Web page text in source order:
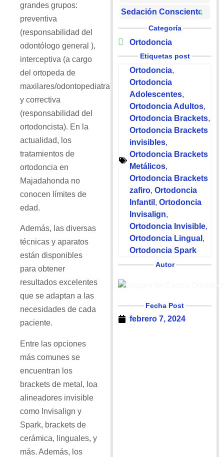
grandes grupos:
preventiva
(responsabilidad del
odontólogo general ),
interceptiva (a cargo
del ortopeda de
maxilares/odontopediatra)
y correctiva
(responsabilidad del
ortodoncista). En la
actualidad, los
tratamientos de
ortodoncia en
Majadahonda no
conocen límites de
edad.
Además, las diversas
técnicas y aparatos
están disponibles
para obtener
resultados excelentes
que se adaptan a las
necesidades de cada
paciente.
Entre las opciones
más comunes se
encuentran los
brackets de metal, loa
alineadores invisible
como Invisalign y
Spark, brackets de
cerámica, linguales, y
más. Además, los
Sedación Consciente
1
Categoría
Ortodoncia
Etiquetas post
Ortodoncia,
Ortodoncia
Adolescentes,
Ortodoncia Adultos,
Ortodoncia Brackets,
Ortodoncia Brackets
invisibles,
Ortodoncia Brackets
Metálicos,
Ortodoncia Brackets
zafiro,Ortodoncia
Infantil ,Ortodoncia
Invisalign,
Ortodoncia Invisible,
Ortodoncia Lingual ,
Ortodoncia Spark
Autor
Fecha Post
febrero 7, 2024